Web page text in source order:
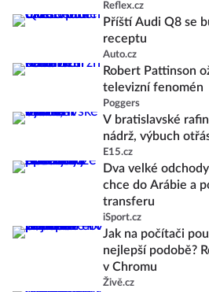
Reflex.cz
Příští Audi Q8 se
receptu
Auto.cz
Robert Pattinson
televizní fenomén
Poggers
V bratislavské
nádrž, výbuch
E15.cz
Dva velké
chce do Arábie a
transferu
iSport.cz
Jak na počítači
nejlepší podobě?
v Chromu
Živě.cz